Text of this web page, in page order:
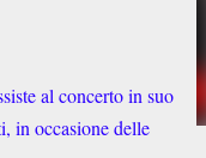
al concerto in suo
in occasione delle